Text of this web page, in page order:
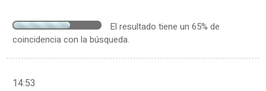
El resultado tiene un 65% de
coincidencia con la búsqueda.
14:53